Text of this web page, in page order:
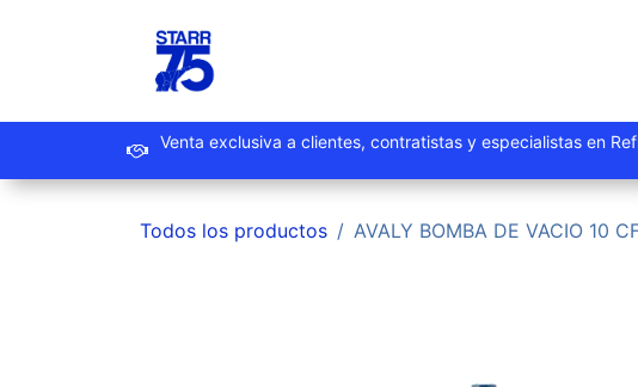
Venta exclusiva a clientes, contratistas y
Todos los productos AVALY BOMBA DE VACIO 10